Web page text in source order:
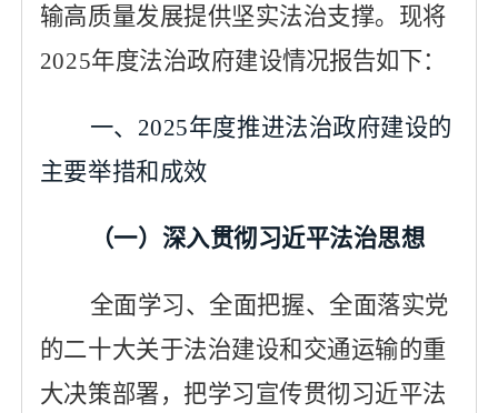
输高质量发展提供坚实法治支撑。 现将
2025年度法治政府建设情况报告如下：
一、 2025年度推进法治政府建设的
主要举措和成效
（一）深入贯彻习近平法治思想
全面学习、全面把握、全面落实党
的二十大关于法治建设和交通运输的重
大决策部署，把学习宣传贯彻习近平法